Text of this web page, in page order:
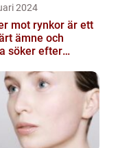
2024
mot rynkor är ett
ämne och
söker efter